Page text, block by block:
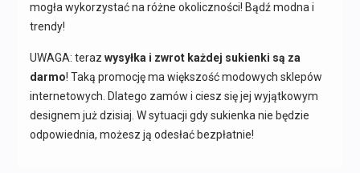
mogła wykorzystać na różne okoliczności! Bądź modna i
trendy!
UWAGA: teraz wysyłka i zwrot każdej sukienki są za
darmo! Taką promocję ma większość modowych sklepów
internetowych. Dlatego zamów i ciesz się jej wyjątkowym
designem już dzisiaj. W sytuacji gdy sukienka nie będzie
odpowiednia, możesz ją odesłać bezpłatnie!